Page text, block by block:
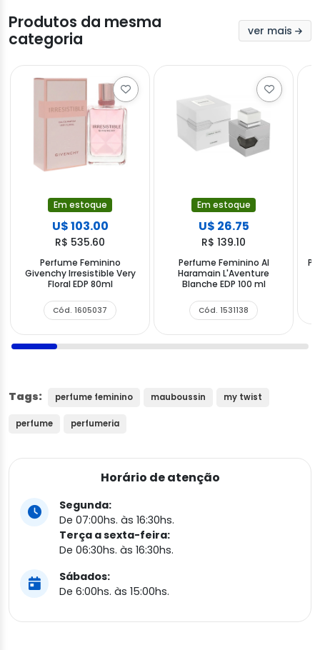
Produtos da mesma
categoria
ver mais
Em estoque
U$ 103.00
R$ 535.60
Perfume Feminino
Givenchy Irresistible Very
Floral EDP 80ml
Cód. 1605037
Em estoque
U$ 26.75
R$ 139.10
Perfume Feminino Al
Haramain L'Aventure
Blanche EDP 100 ml
Cód. 1531138
Tags: perfume feminino mauboussin my twist
perfume perfumeria
Horário de atenção
Segunda:
De 07:00hs. às 16:30hs.
Terça a sexta-feira:
De 06:30hs. às 16:30hs.
Sábados:
De 6:00hs. às 15:00hs.